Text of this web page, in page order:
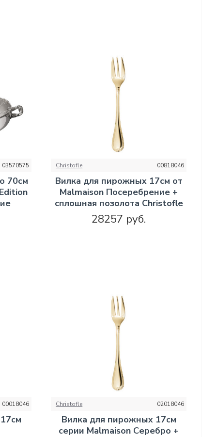
03570575
70см
Christofle 00818046
Вилка для пирожных 17см от
Malmaison Посеребрение +
сплошная позолота Christofle
28257 руб.
00018046 Christofle 02018046
Вилка для пирожных 17см
серии Malmaison Серебро +